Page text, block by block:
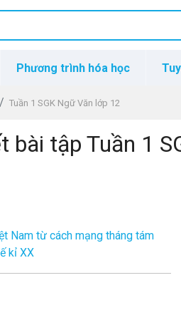
Phương trình hóa học
Tuần 1 SGK Ngữ Văn lớp 12
bài tập Tuần 1
Nam từ cách mạng tháng tám
kỉ XX